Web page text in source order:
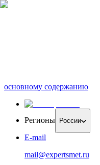
основному содержанию
Регионы России
E-mail
mail@expertsmet.ru